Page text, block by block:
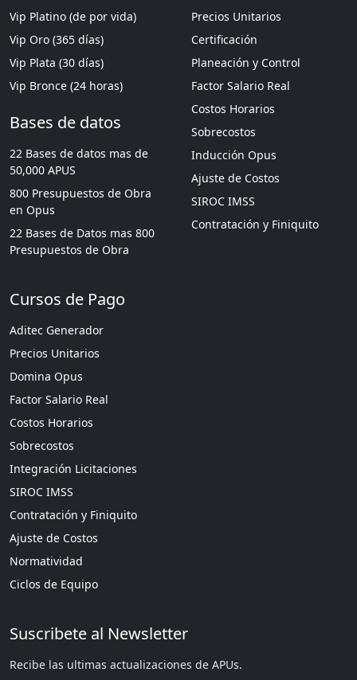
Vip Platino (de por vida)
Vip Oro (365 días)
Vip Plata (30 días)
Vip Bronce (24 horas)
Bases de datos
22 Bases de datos mas de
50,000 APUS
800 Presupuestos de Obra
en Opus
22 Bases de Datos mas 800
Presupuestos de Obra
Precios Unitarios
Certificación
Planeación y Control
Factor Salario Real
Costos Horarios
Sobrecostos
Inducción Opus
Ajuste de Costos
SIROC IMSS
Contratación y Finiquito
Cursos de Pago
Aditec Generador
Precios Unitarios
Domina Opus
Factor Salario Real
Costos Horarios
Sobrecostos
Integración Licitaciones
SIROC IMSS
Contratación y Finiquito
Ajuste de Costos
Normatividad
Ciclos de Equipo
Suscribete al Newsletter
Recibe las ultimas actualizaciones de APUs.